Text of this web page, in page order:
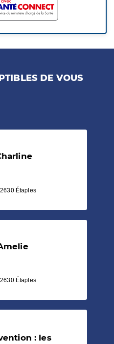
DE VOUS
Étaples
Étaples
: les